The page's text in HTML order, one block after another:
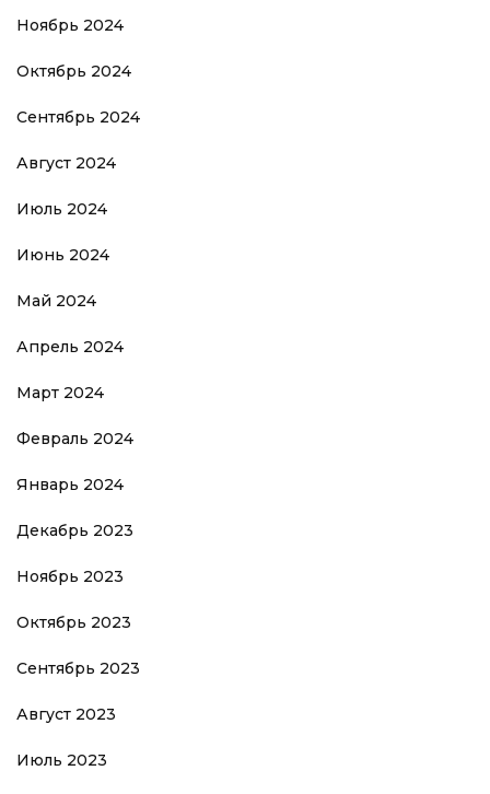
Ноябрь 2024
Октябрь 2024
Сентябрь 2024
Август 2024
Июль 2024
Июнь 2024
Май 2024
Апрель 2024
Март 2024
Февраль 2024
Январь 2024
Декабрь 2023
Ноябрь 2023
Октябрь 2023
Сентябрь 2023
Август 2023
Июль 2023